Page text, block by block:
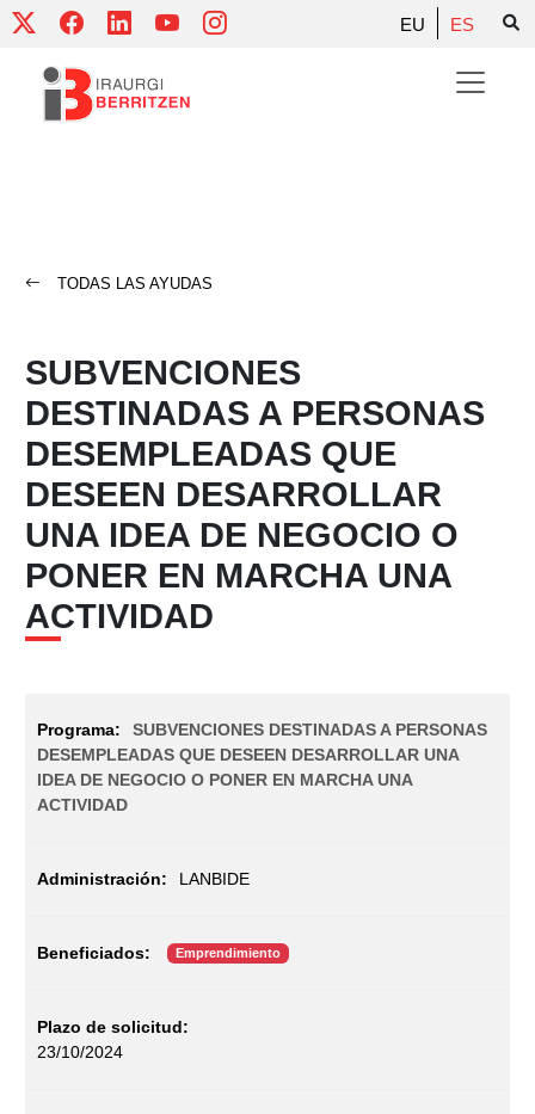
Skip
content
EU ES
TODAS LAS AYUDAS
SUBVENCIONES
DESTINADAS A PERSONAS
DESEMPLEADAS QUE
DESEEN DESARROLLAR
UNA IDEA DE NEGOCIO O
PONER EN MARCHA UNA
ACTIVIDAD
SUBVENCIONES DESTINADAS A PERSONAS
DESEMPLEADAS QUE DESEEN DESARROLLAR UNA
IDEA DE NEGOCIO O PONER EN MARCHA UNA
ACTIVIDAD
LANBIDE
Emprendimiento
23/10/2024